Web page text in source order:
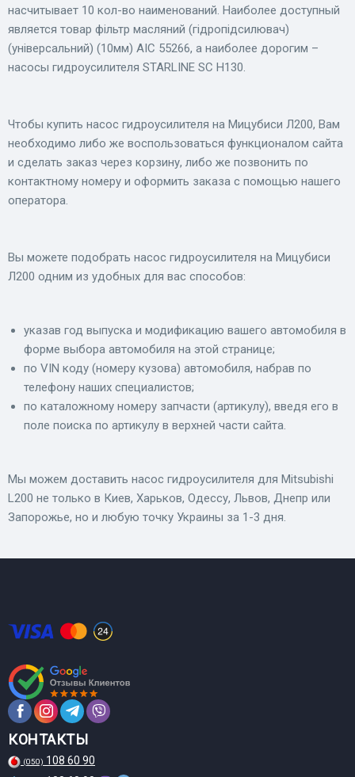
насчитывает 10 кол-во наименований. Наиболее доступный
является товар фільтр масляний (гідропідсилювач)
(універсальний) (10мм) AIC 55266, а наиболее дорогим –
насосы гидроусилителя STARLINE SC H130.
Чтобы купить насос гидроусилителя на Мицубиси Л200, Вам
необходимо либо же воспользоваться функционалом сайта
и сделать заказ через корзину, либо же позвонить по
контактному номеру и оформить заказа с помощью нашего
оператора.
Вы можете подобрать насос гидроусилителя на Мицубиси
Л200 одним из удобных для вас способов:
указав год выпуска и модификацию вашего автомобиля в
форме выбора автомобиля на этой странице;
по VIN коду (номеру кузова) автомобиля, набрав по
телефону наших специалистов;
по каталожному номеру запчасти (артикулу), введя его в
поле поиска по артикулу в верхней части сайта.
Мы можем доставить насос гидроусилителя для Mitsubishi
L200 не только в Киев, Харьков, Одессу, Львов, Днепр или
Запорожье, но и любую точку Украины за 1-3 дня.
КОНТАКТЫ
(050) 108 60 90